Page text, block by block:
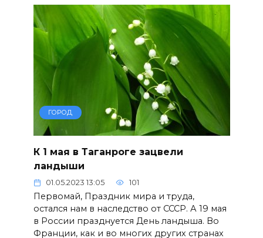
ГОРОД
К 1 мая в Таганроге зацвели
ландыши
01.05.2023 13:05 101
Первомай, Праздник мира и труда,
остался нам в наследство от СССР. А 19 мая
в России празднуется День ландыша. Во
Франции, как и во многих других странах